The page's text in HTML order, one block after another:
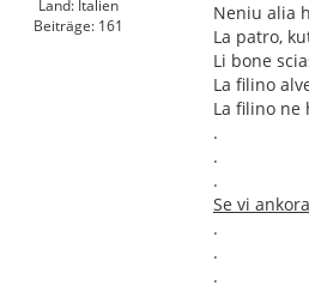
Land: Italien
Beiträge: 161
Neniu alia
La patro,
Li bone
La filino
La filino ne
.
.
.
Se vi
.
.
.